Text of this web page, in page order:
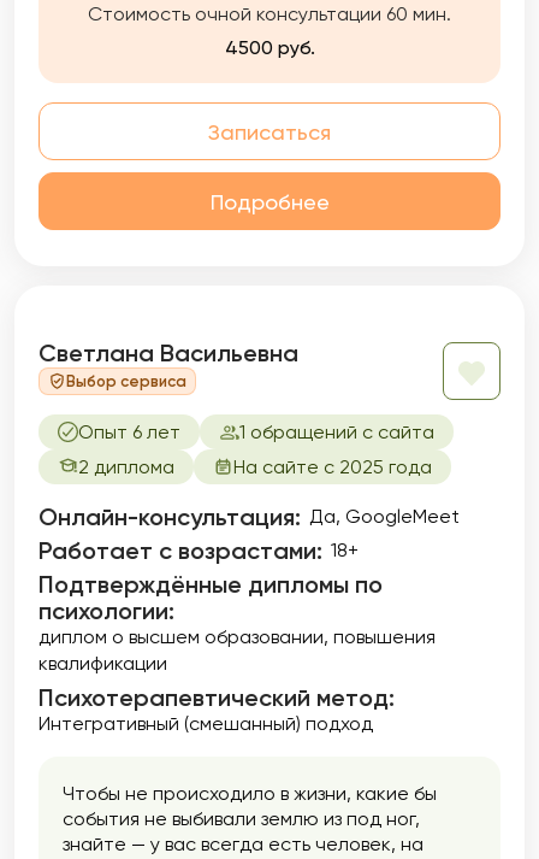
Стоимость очной консультации 60 мин.
4500 руб.
Записаться
Подробнее
Светлана Васильевна
Выбор сервиса
Опыт 6 лет
1 обращений с сайта
2 диплома
На сайте с 2025 года
Онлайн-консультация: Да, GoogleMeet
Работает с возрастами: 18+
Подтверждённые дипломы по
психологии:
диплом о высшем образовании повышения
квалификации
Психотерапевтический метод:
Интегративный (смешанный) подход
Чтобы не происходило в жизни, какие бы
события не выбивали землю из под ног,
знайте — у вас всегда есть человек, на